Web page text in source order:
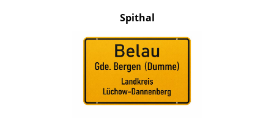
Spithal